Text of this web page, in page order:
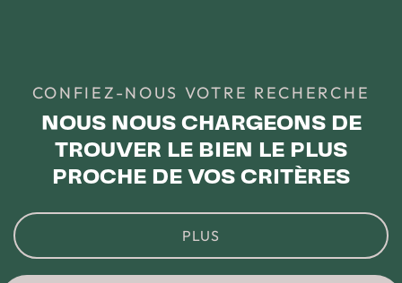
CONFIEZ-NOUS VOTRE RECHERCHE
NOUS NOUS CHARGEONS DE
TROUVER LE BIEN LE PLUS
PROCHE DE VOS CRITÈRES
PLUS